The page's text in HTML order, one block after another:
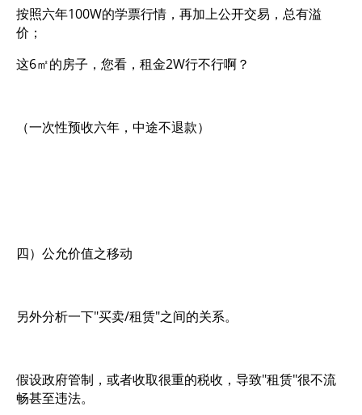
按照六年100W的学票行情，再加上公开交易，总有溢
价；
这6㎡的房子，您看，租金2W行不行啊？
（一次性预收六年，中途不退款）
四）公允价值之移动
另外分析一下"买卖/租赁"之间的关系。
假设政府管制，或者收取很重的税收，导致"租赁"很不流
畅甚至违法。